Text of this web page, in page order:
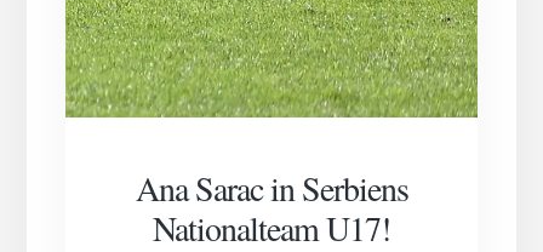
Ana Sarac in Serbiens
Nationalteam U17!